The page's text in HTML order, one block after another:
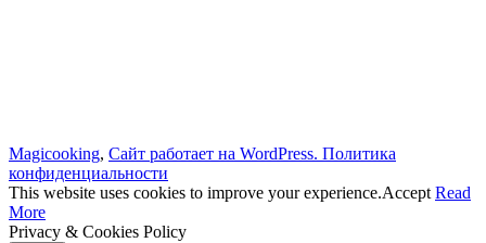
Magicooking, Сайт работает на WordPress. Политика
конфиденциальности
This website uses cookies to improve your experience.Accept Read
More
Privacy & Cookies Policy